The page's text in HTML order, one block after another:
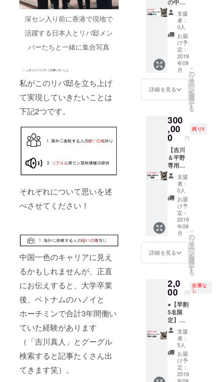
深セン入り前に香港で現地で
活躍する日本人とリバ邸メン
バーたちと一緒に集合写真
私がこのリバ邸を立ち上げ
て実現していきたいことは
下記2つです。
それぞれについて思いを述
べさせてください！
中国一色のキャリアに見え
るかもしれませんが、正直
にお伝えすると、大学卒業
後、ベトナムのハノイと
ホーチミンで合計3年間働い
ていた経験があります
（「吉川真人」とグーグル
検索すると記事たくさん出
てきます笑）。
す。
招待 ●
リバ邸
深セン
のメン
バーか
らのお
礼の
メッ
セージ
●クラウ
ドファ
ンディ
ングの
活動報
名前掲
載 *実績
とし
て、イ
ンタ
ビュー
サイト
の立ち
上げや
企業の
コーポ
レート
サイト
のメン
テナン
スがあ
りま
す。
の中国
語翻訳
（１万
文字以
内を想
定） ●
リバ邸
深セン
ご支援
者様限
定FBグ
ループ
へのご
招待 ●
深セン
のメン
バーか
らのお
礼の
メッ
セージ
●クラウ
ドファ
ンディ
ングの
活動報
告にお
名前掲
支援
者：
0人
お届
け予
定：
2019
年09
月
詳細を見る
こ
の
リ
タ
ー
ン
を
選
択
す
る
300
,00
0 円
残り5
【吉川
＆平野
専用リ
ター
ン】 ●
中国人
向けの
LP開発
（ご購
入者様
の要件
をヒア
リング
した上
で中国
人向け
語のLP
を開発
しま
す） ●
リバ邸
深セン
ご支援
者様限
定FBグ
ループ
へのご
招待 ●
リバ邸
支援
者：
0人
お届
け予
定：
2019
年09
月
詳細を見る
こ
の
リ
タ
ー
ン
を
選
択
す
る
2,0
00 円
在庫な
し
●【早割
5名限
定】リ
バ邸深
センご
支援者
様限定
FBグ
ループ
へのご
支援
者：
5人
お届
け予
定：
2019
年09